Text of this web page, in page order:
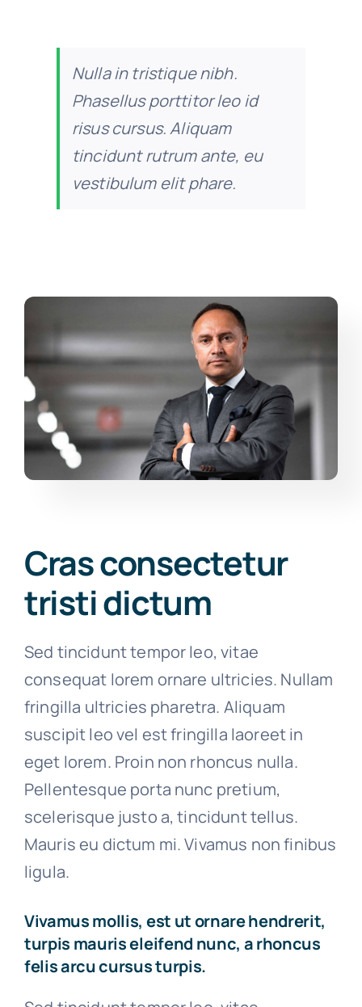
Nulla in tristique nibh.
Phasellus porttitor leo id
risus cursus. Aliquam
tincidunt rutrum ante, eu
vestibulum elit phare.
Cras consectetur
tristi dictum
Sed tincidunt tempor leo, vitae
consequat lorem ornare ultricies. Nullam
fringilla ultricies pharetra. Aliquam
suscipit leo vel est fringilla laoreet in
eget lorem. Proin non rhoncus nulla.
Pellentesque porta nunc pretium,
scelerisque justo a, tincidunt tellus.
Mauris eu dictum mi. Vivamus non finibus
ligula.
Vivamus mollis, est ut ornare hendrerit,
turpis mauris eleifend nunc, a rhoncus
felis arcu cursus turpis.